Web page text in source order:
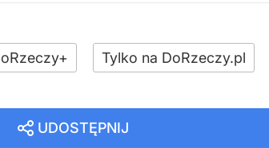
Tylko na DoRzeczy.pl
UDOSTĘPNIJ